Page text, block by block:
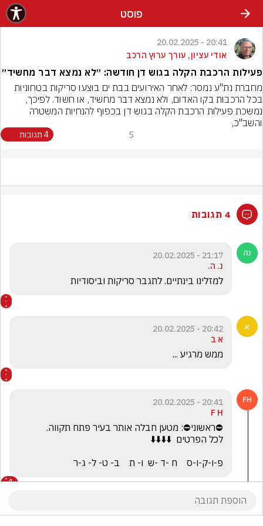
פוסט
20:41 - 20.02.2025
אודי עציון, עורך ערוץ הרכב
פעילות הרכבת הקלה בגוש דן חודשה: ״לא נמצא דבר מחשיד״
מחברת נת"ע נמסר: לאחר האירועים בבת ים בוצעו סריקות בטחוניות
והשב"כ,
5 4 תגובות
4 תגובות
21:17 - 20.02.2025
נ. ה.
למזלינו בינתיים. לתגבר סריקות וביסודיות
20:42 - 20.02.2025
א ב
ממש מרגיע ...
20:41 - 20.02.2025
F H
פ-ו-ק-ו-ס    ח -ד -ש  ו- ת    ב- ט- ל- ג-ר
1
דעה אישית